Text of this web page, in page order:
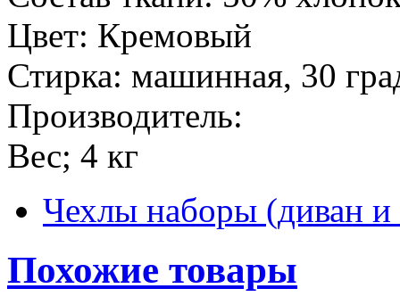
Цвет: Кремовый
Стирка: машинная, 30
Производитель:
Вес; 4 кг
Чехлы наборы (диван и
Похожие товары